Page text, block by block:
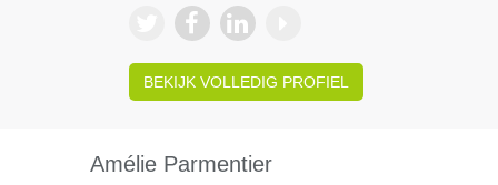
BEKIJK VOLLEDIG PROFIEL
Amélie Parmentier